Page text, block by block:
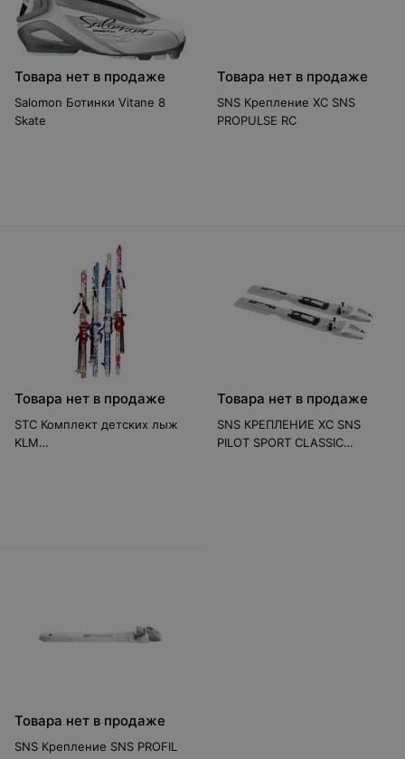
Товара нет в продаже
Salomon Ботинки Vitane 8
Skate
Товара нет в продаже
SNS Крепление XC SNS
PROPULSE RC
Товара нет в продаже
STC Комплект детских лыж
KLM
Товара нет в продаже
SNS КРЕПЛЕНИЕ XC SNS
PILOT SPORT CLASSIC
Товара нет в продаже
SNS Крепление SNS PROFIL